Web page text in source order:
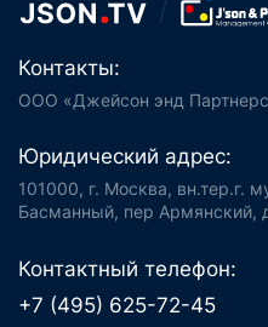
Контакты:
ООО «Джейсон энд Партнерс
Юридический адрес:
101000, г. Москва, вн.тер.г.
Басманный, пер Армянский,
Контактный телефон:
+7 (495) 625-72-45